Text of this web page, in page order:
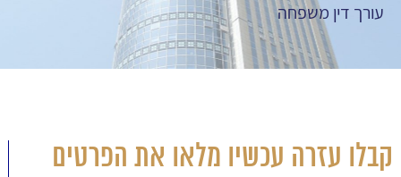
עורך דין משפחה
קבלו עזרה עכשיו מלאו את הפרטים